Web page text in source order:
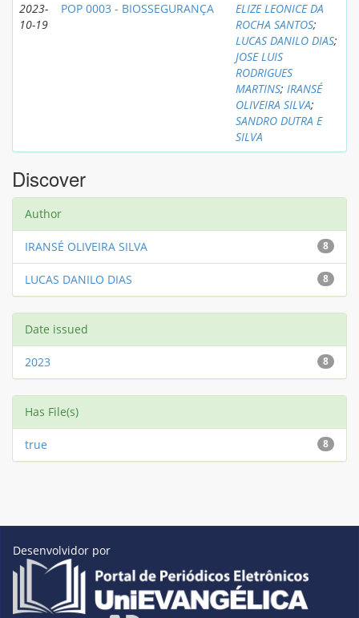
2023-
10-19
POP 0003 - BIOSSEGURANÇA
ELIZE LEONICE DA
ROCHA SANTOS;
LUCAS DANILO DIAS;
JOSE LUIS
RODRIGUES
MARTINS; IRANSÉ
OLIVEIRA SILVA;
SANDRO DUTRA E
SILVA
Discover
Author
8
IRANSÉ OLIVEIRA SILVA
8
LUCAS DANILO DIAS
Date issued
8
2023
Has File(s)
8
true
Desenvolvidor por